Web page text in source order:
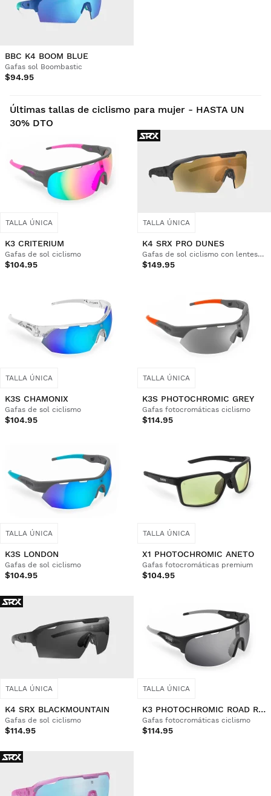
BBC K4 BOOM BLUE
Gafas sol Boombastic
$94.95
Últimas tallas de ciclismo para mujer - HASTA UN
30% DTO
TALLA ÚNICA
K3 CRITERIUM
Gafas de sol ciclismo
$104.95
TALLA ÚNICA
K4 SRX PRO DUNES
Gafas de sol ciclismo con lentes Zeiss
$149.95
TALLA ÚNICA
K3S CHAMONIX
Gafas de sol ciclismo
$104.95
TALLA ÚNICA
K3S PHOTOCHROMIC GREY
Gafas fotocromáticas ciclismo
$114.95
TALLA ÚNICA
K3S LONDON
Gafas de sol ciclismo
$104.95
TALLA ÚNICA
X1 PHOTOCHROMIC ANETO
Gafas fotocromáticas premium
$104.95
TALLA ÚNICA
K4 SRX BLACKMOUNTAIN
Gafas de sol ciclismo
$114.95
TALLA ÚNICA
K3 PHOTOCHROMIC ROAD RACE
Gafas fotocromáticas ciclismo
$114.95